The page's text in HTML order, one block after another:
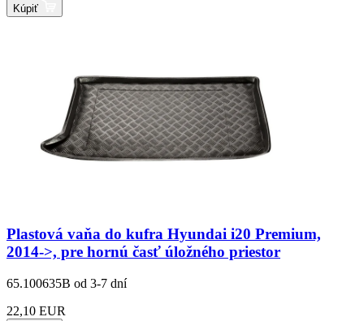
Kúpiť
Plastová vaňa do kufra Hyundai i20 Premium,
2014->, pre hornú časť úložného priestor
65.100635B od 3-7 dní
22,10 EUR